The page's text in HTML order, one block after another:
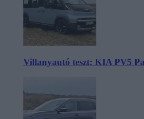
Villanyautó teszt: KIA PV5